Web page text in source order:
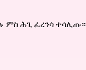
ምስ ሕጊ ፈረንሳ ተሳሊጡ።